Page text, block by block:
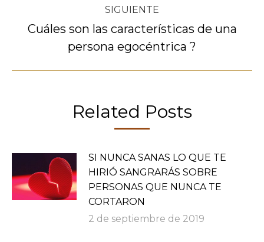
SIGUIENTE
Publicación
siguiente:
Cuáles son las características de una
persona egocéntrica ?
Related Posts
SI NUNCA SANAS LO QUE TE
HIRIÓ SANGRARÁS SOBRE
PERSONAS QUE NUNCA TE
CORTARON
2 de septiembre de 2019